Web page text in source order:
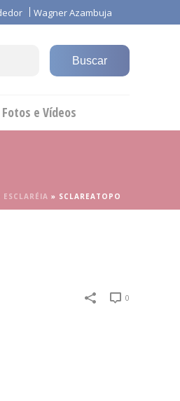
Wagner Azambuja
Fotos e Vídeos
» SCLAREATOPO
0